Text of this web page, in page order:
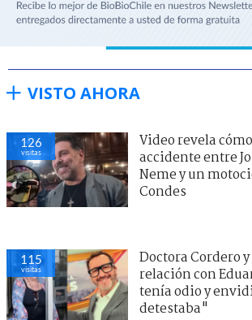
VISTO AHORA
126
visitas
Video revela
accidente entre
Neme y un
Condes
115
visitas
Doctora Cordero
relación con
tenía odio y
detestaba"